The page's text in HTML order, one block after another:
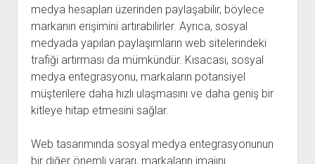
medya hesapları üzerinden paylaşabilir, böylece
markanın erişimini artırabilirler. Ayrıca, sosyal
medyada yapılan paylaşımların web sitelerindeki
trafiği artırması da mümkündür. Kısacası, sosyal
medya entegrasyonu, markaların potansiyel
müşterilere daha hızlı ulaşmasını ve daha geniş bir
kitleye hitap etmesini sağlar.
Web tasarımında sosyal medya entegrasyonunun
bir diğer önemli yararı, markaların imajını